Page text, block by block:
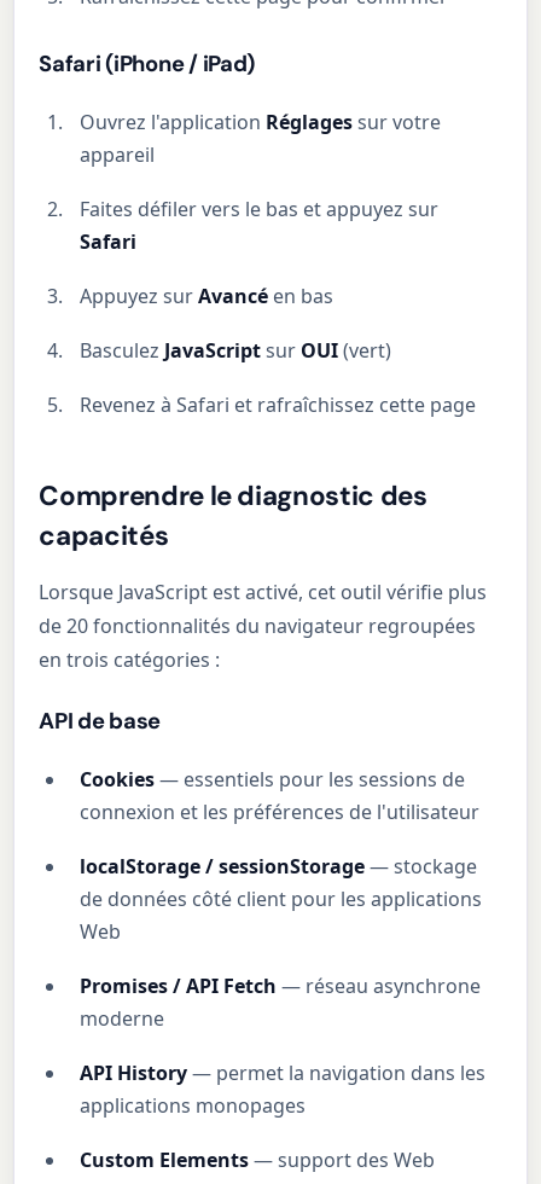
Safari (iPhone / iPad)
Ouvrez l'application Réglagessur votre
appareil
Faites défiler vers le bas et appuyez sur
Safari
Appuyez surAvancé en bas
Basculez JavaScriptsur OUI(vert)
Revenez à Safari et rafraîchissez cette page
Comprendre le diagnostic des
capacités
Lorsque JavaScript est activé, cet outil vérifie plus
de 20 fonctionnalités du navigateur regroupées
en trois catégories :
API de base
Cookies— essentiels pour les sessions de
connexion et les préférences de l'utilisateur
localStorage / sessionStorage— stockage
de données côté client pour les applications
Web
Promises / API Fetch — réseau asynchrone
moderne
API History— permet la navigation dans les
applications monopages
Custom Elements— support des Web